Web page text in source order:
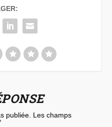
publiée. Les champs